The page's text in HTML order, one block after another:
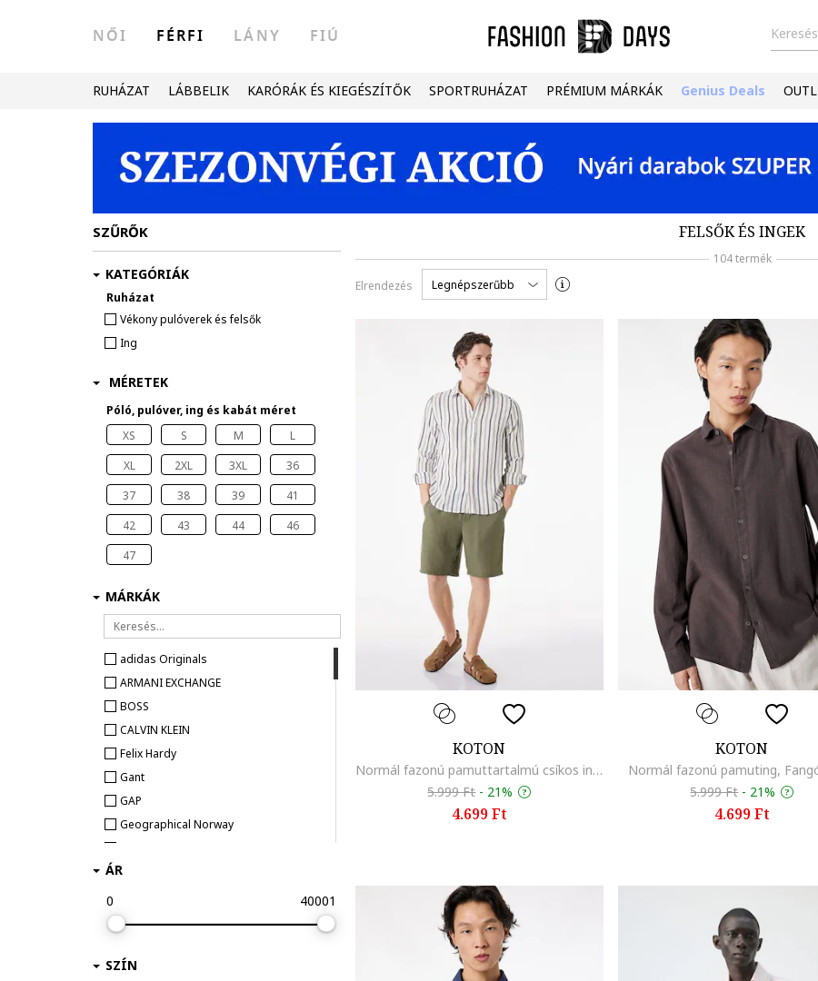
NŐI FÉRFI LÁNY FIÚ
RUHÁZAT LÁBBELIK KARÓRÁK ÉS KIEGÉSZÍTŐK SPORTRUHÁZAT PRÉMIUM MÁRKÁK Genius Deals
FELSŐK ÉS INGEK
104 termék
Elrendezés Legnépszerűbb
KOTON
Normál fazonú pamuttartalmú csíkos ing, Fekete/Törtfehér
5.999 Ft - 21%
4.699 Ft
KOTON
Normál fazonú pamuting,
5.999 Ft - 21%
4.699 Ft
SZŰRŐK
KATEGÓRIÁK
Ruházat
Vékony pulóverek és felsők
Ing
MÉRETEK
Póló, pulóver, ing és kabát méret
XS
S M
L
XL
2XL 3XL
36
37
38 39
41
42
43 44
46
47
MÁRKÁK
adidas Originals
ARMANI EXCHANGE
BOSS
CALVIN KLEIN
Felix Hardy
Gant
GAP
Geographical Norway
Heavy Tools
Jack & Jones
KOTON
ÁR
0
40001
SZÍN